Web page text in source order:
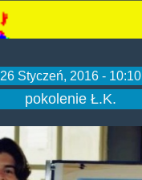
26 Styczeń, 2016 - 10:10
pokolenie Ł.K.